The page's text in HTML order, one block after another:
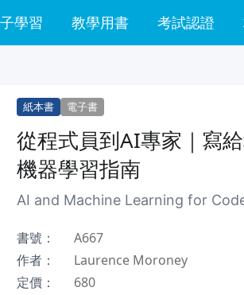
學習 教學用書 考試認證
紙本書 電子書
從程式員到AI專家｜寫
機器學習指南
AI and Machine Learning for
書號：
A667
作者：
Laurence Moroney
定價：
680